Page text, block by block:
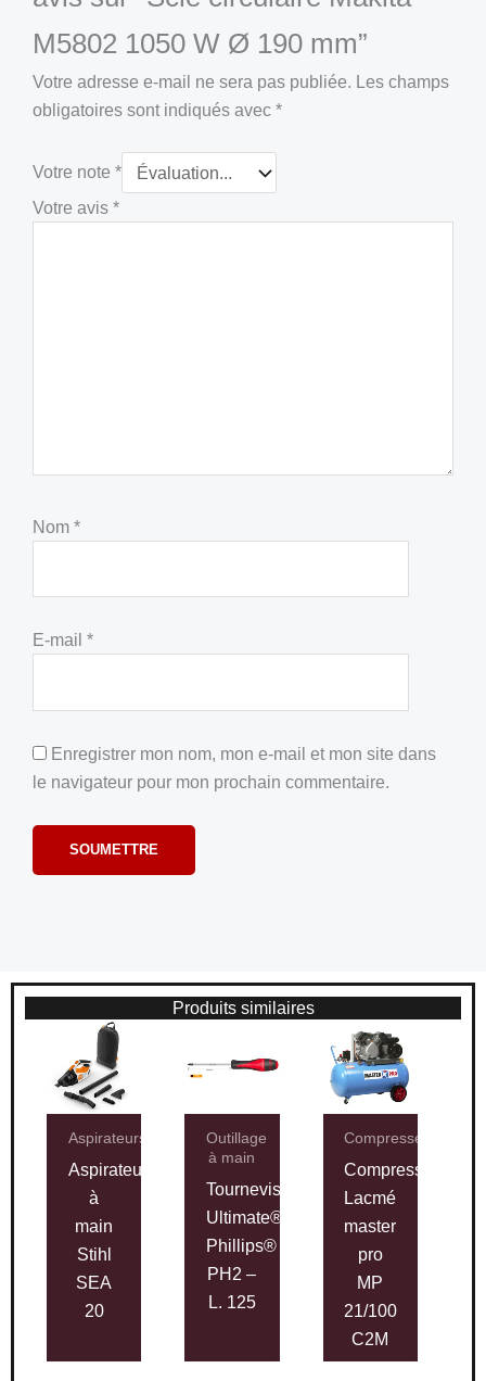
M5802 1050 W Ø 190 mm”
Votre adresse e-mail ne sera pas publiée. Les champs
obligatoires sont indiqués avec *
Votre note *
Votre avis *
Nom *
E-mail *
Enregistrer mon nom, mon e-mail et mon site dans
le navigateur pour mon prochain commentaire.
Produits similaires
Aspirateurs
Aspirateur
à
main
Stihl
SEA
20
Outillage
à main
Tournevis
Ultimate®
Phillips®
PH2 –
L. 125
Compresseurs
Compresseur
Lacmé
master
pro
MP
21/100
C2M